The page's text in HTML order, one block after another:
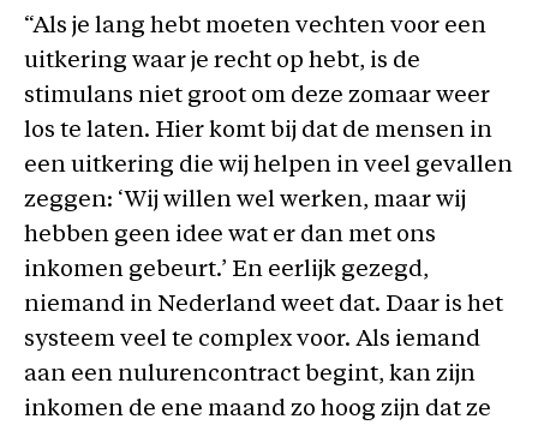
“Als je lang hebt moeten vechten voor een
uitkering waar je recht op hebt, is de
stimulans niet groot om deze zomaar weer
los te laten. Hier komt bij dat de mensen in
een uitkering die wij helpen in veel gevallen
zeggen: ‘Wij willen wel werken, maar wij
hebben geen idee wat er dan met ons
inkomen gebeurt.’ En eerlijk gezegd,
niemand in Nederland weet dat. Daar is het
systeem veel te complex voor. Als iemand
aan een nulurencontract begint, kan zijn
inkomen de ene maand zo hoog zijn dat ze